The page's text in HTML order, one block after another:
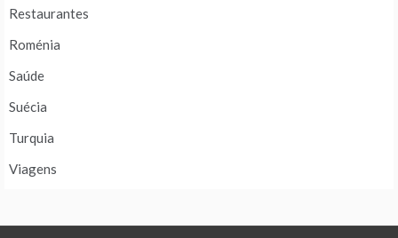
Restaurantes
Roménia
Saúde
Suécia
Turquia
Viagens